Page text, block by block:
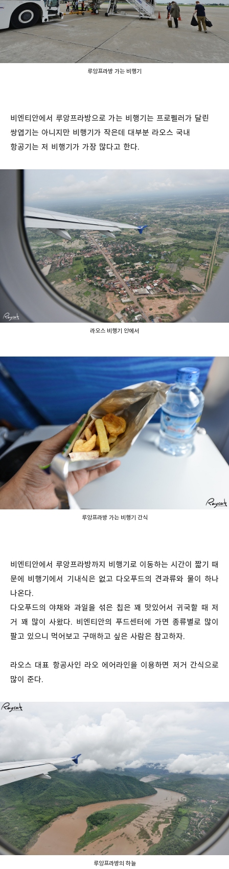
루앙프라방 가는 비행기
비엔티안에서 루앙프라방으로 가는 비행기는 프로펠러가 달린
쌍엽기는 아니지만 비행기가 작은데 대부분 라오스 국내
항공기는 저 비행기가 가장 많다고 한다.
라오스 비행기 안에서
루앙프라방 가는 비행기 간식
비엔티안에서 루앙프라방까지 비행기로 이동하는 시간이 짧기 때
문에 비행기에서 기내식은 없고 다오푸드의 견과류와 물이 하나
나온다.
다오푸드의 야채와 과일을 섞은 칩은 꽤 맛있어서 귀국할 때 저
거 꽤 많이 사왔다. 비엔티안의 푸드센터에 가면 종류별로 많이
팔고 있으니 먹어보고 구매하고 싶은 사람은 참고하자.
라오스 대표 항공사인 라오 에어라인을 이용하면 저거 간식으로
많이 준다.
루앙프라방의 하늘